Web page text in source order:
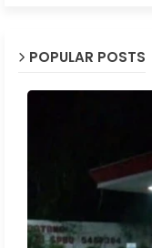
POPULAR POSTS